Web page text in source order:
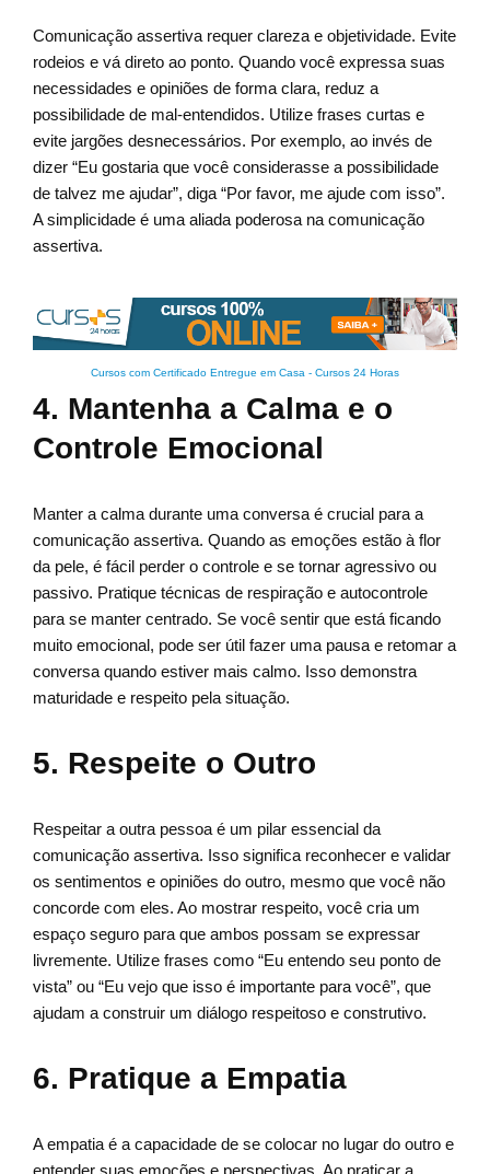
Comunicação assertiva requer clareza e objetividade. Evite
rodeios e vá direto ao ponto. Quando você expressa suas
necessidades e opiniões de forma clara, reduz a
possibilidade de mal-entendidos. Utilize frases curtas e
evite jargões desnecessários. Por exemplo, ao invés de
dizer “Eu gostaria que você considerasse a possibilidade
de talvez me ajudar”, diga “Por favor, me ajude com isso”.
A simplicidade é uma aliada poderosa na comunicação
assertiva.
Cursos com Certificado Entregue em Casa - Cursos 24 Horas
4. Mantenha a Calma e o
Controle Emocional
Manter a calma durante uma conversa é crucial para a
comunicação assertiva. Quando as emoções estão à flor
da pele, é fácil perder o controle e se tornar agressivo ou
passivo. Pratique técnicas de respiração e autocontrole
para se manter centrado. Se você sentir que está ficando
muito emocional, pode ser útil fazer uma pausa e retomar a
conversa quando estiver mais calmo. Isso demonstra
maturidade e respeito pela situação.
5. Respeite o Outro
Respeitar a outra pessoa é um pilar essencial da
comunicação assertiva. Isso significa reconhecer e validar
os sentimentos e opiniões do outro, mesmo que você não
concorde com eles. Ao mostrar respeito, você cria um
espaço seguro para que ambos possam se expressar
livremente. Utilize frases como “Eu entendo seu ponto de
vista” ou “Eu vejo que isso é importante para você”, que
ajudam a construir um diálogo respeitoso e construtivo.
6. Pratique a Empatia
A empatia é a capacidade de se colocar no lugar do outro e